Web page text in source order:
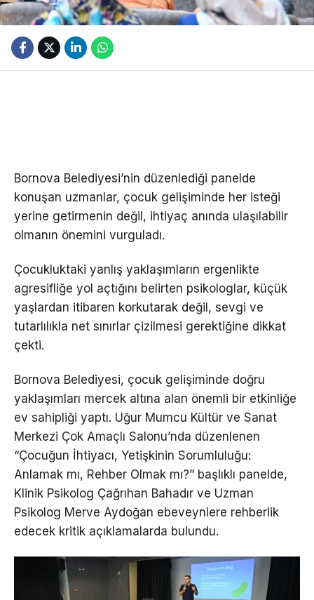
Bornova Belediyesi’nin düzenlediği panelde
konuşan uzmanlar, çocuk gelişiminde her isteği
yerine getirmenin değil, ihtiyaç anında ulaşılabilir
olmanın önemini vurguladı.
Çocukluktaki yanlış yaklaşımların ergenlikte
agresifliğe yol açtığını belirten psikologlar, küçük
yaşlardan itibaren korkutarak değil, sevgi ve
tutarlılıkla net sınırlar çizilmesi gerektiğine dikkat
çekti.
Bornova Belediyesi, çocuk gelişiminde doğru
yaklaşımları mercek altına alan önemli bir etkinliğe
ev sahipliği yaptı. Uğur Mumcu Kültür ve Sanat
Merkezi Çok Amaçlı Salonu’nda düzenlenen
“Çocuğun İhtiyacı, Yetişkinin Sorumluluğu:
Anlamak mı, Rehber Olmak mı?” başlıklı panelde,
Klinik Psikolog Çağrıhan Bahadır ve Uzman
Psikolog Merve Aydoğan ebeveynlere rehberlik
edecek kritik açıklamalarda bulundu.